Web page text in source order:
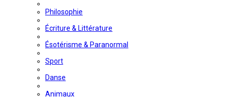
Philosophie
Écriture & Littérature
Ésotérisme & Paranormal
Sport
Danse
Animaux